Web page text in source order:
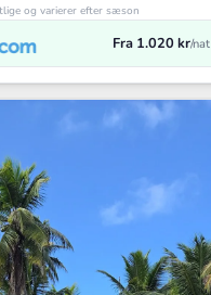
og varierer efter sæson
Fra 1.020 kr/nat